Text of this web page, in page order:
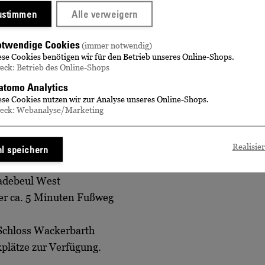
Alle verweigern
Cookies(immer notwendig)
Cookies benötigen wir für den Betrieb unseres Online-Shops.
Betrieb des Online-Shops
Analytics
Cookies nutzen wir zur Analyse unseres Online-Shops.
Webanalyse/Marketing
speichern
alkoholfreier Getränke
Richtung Meißen ca. 15
West
ca. 5 Minuten Fußweg
Wackerbarth
zur Verfügung.
Dauer